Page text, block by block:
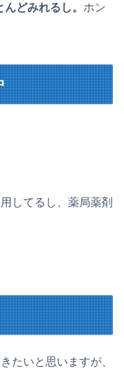
どみれるし。 ホン
してるし、薬局薬剤
たいと思いますが、